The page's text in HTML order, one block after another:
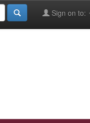
Sign on to: